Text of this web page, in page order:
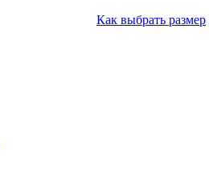
Как выбрать размер